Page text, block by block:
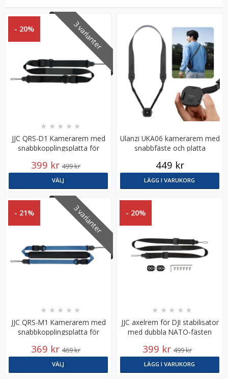
JJC Kameraväska grå för Nikon Z50 & 16-50mm
★★★ ★
LÄGG I VARUKORG
3 varianter
- 20%
JJC QRS-D1 Kamerarem med
snabbkopplingsplatta för
★ ★ ★ ★ ★
399 kr 499 kr
VÄLJ
Ulanzi UKA06 kamerarem med
snabbfäste och platta
449 kr
LÄGG I VARUKORG
3 varianter
- 21%
JJC QRS-M1 Kamerarem med
snabbkopplingsplatta för
★ ★ ★ ★ ★
369 kr 469 kr
VÄLJ
- 20%
JJC axelrem för DJI stabilisator
med dubbla NATO-fästen
★ ★ ★ ★ ★
399 kr 499 kr
LÄGG I VARUKORG